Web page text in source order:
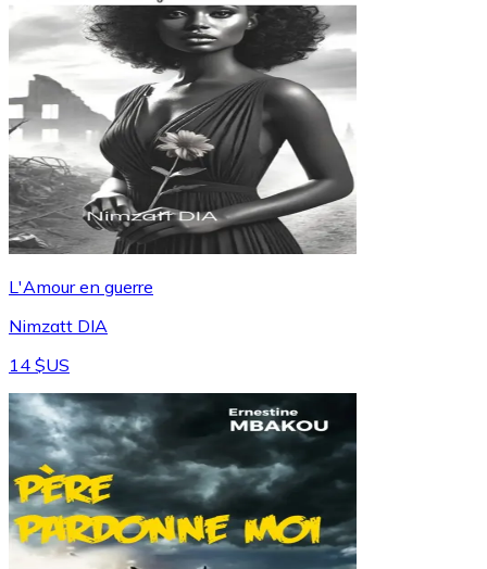
L'Amour en guerre
Nimzatt DIA
14 $US